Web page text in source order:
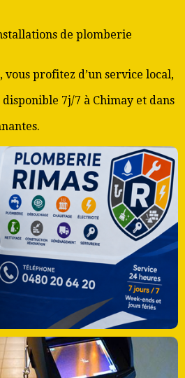
de plomberie
vous profitez d’un service local,
7j/7 à Chimay et dans